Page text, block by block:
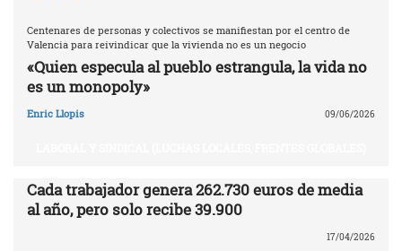
Centenares de personas y colectivos se manifiestan por el centro de
Valencia para reivindicar que la vivienda no es un negocio
«Quien especula al pueblo estrangula, la vida no
es un monopoly»
Enric Llopis 09/06/2026
Cada trabajador genera 262.730 euros de media
al año, pero solo recibe 39.900
17/04/2026